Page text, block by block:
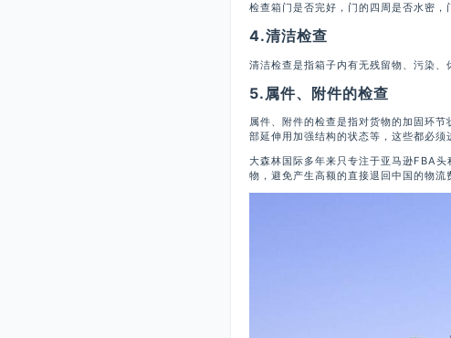
检查箱门是否完好，门的四周是否水密，
4.清洁检查
清洁检查是指箱子内有无残留物、污染、
5.属件、附件的检查
属件、附件的检查是指对货物的加固环
部延伸用加强结构的状态等，这些都必须
大森林国际多年来只专注于亚马逊FBA
物，避免产生高额的直接退回中国的物流